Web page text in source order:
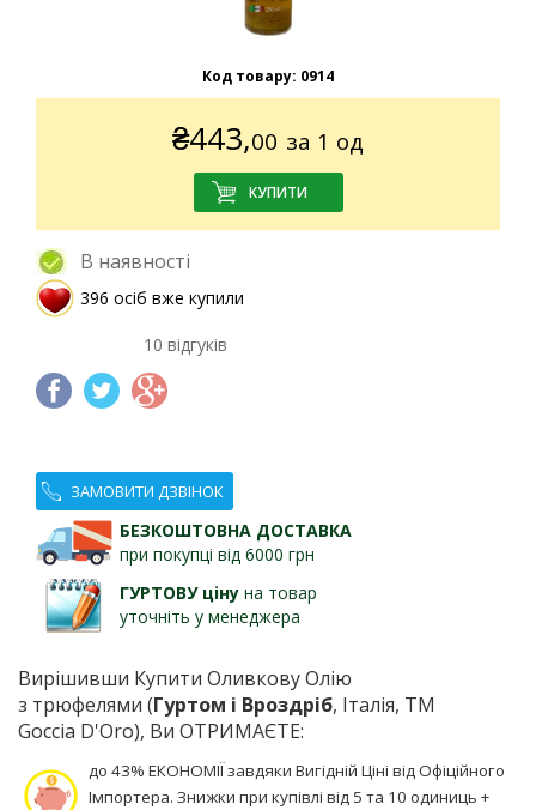
Код товару: 0914
₴443,00 за 1 од
В наявності
396 осіб вже купили
10 відгуків
ЗАМОВИТИ ДЗВІНОК
БЕЗКОШТОВНА ДОСТАВКА
при покупці від 6000 грн
ГУРТОВУ ціну на товар
уточніть у менеджера
Вирішивши Купити Оливкову Олію
з трюфелями (Гуртом і Вроздріб, Італія, TM
Goccia D'Oro), Ви ОТРИМАЄТЕ:
до 43% ЕКОНОМІЇ завдяки Вигідній Ціні від Офіційного
Імпортера. Знижки при купівлі від 5 та 10 одиниць +